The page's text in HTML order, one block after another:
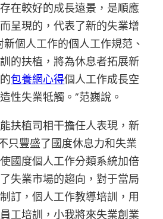
在較好的成長遠景，是順應
呈現的，代表了新的失業增
個人工作的個人工作規范、
的扶植，將為休息者拓展新
包養網心得個人工作成長空
性失業牴觸。”范巍說。
扶植司相干擔任人表現，新
只豐盛了國度休息力和失業
國度個人工作分類系統加倍
失業市場的趨向，對于當局
訂，個人工作教導培訓，用
工培訓，小我將來失業創業